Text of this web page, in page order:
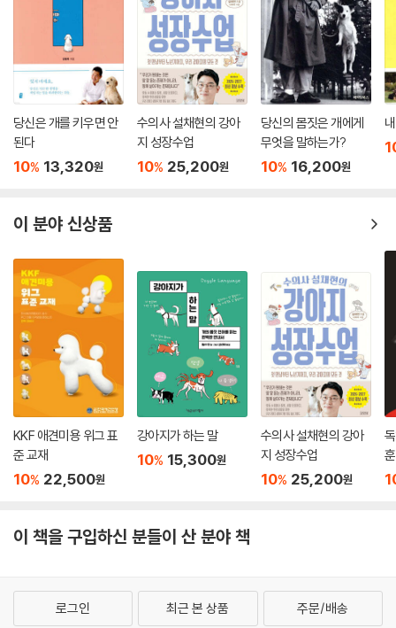
당신은 개를 키우면 안
된다
10% 13,320원
수의사 설채현의 강아
지 성장수업
10% 25,200원
당신의 몸짓은 개에게
무엇을 말하는가?
10% 16,200원
이 분야 신상품
KKF 애견미용 위그 표
준 교재
10% 22,500원
강아지가 하는 말
10% 15,300원
수의사 설채현의 강아
지 성장수업
10% 25,200원
이 책을 구입하신 분들이 산 분야 책
로그인 최근 본 상품 주문/배송